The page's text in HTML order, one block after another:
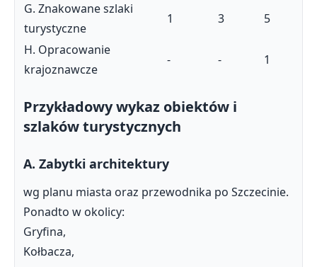
G. Znakowane szlaki
turystyczne
1 3
5
H. Opracowanie
krajoznawcze
- - 1
Przykładowy wykaz obiektów i
szlaków turystycznych
A. Zabytki architektury
wg planu miasta oraz przewodnika po Szczecinie.
Ponadto w okolicy:
Gryfina,
Kołbacza,